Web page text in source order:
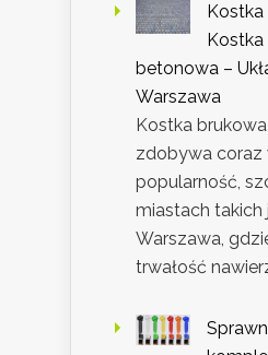
Kostka
betonowa –
Warszawa
Kostka
zdobywa coraz
popularność,
miastach takich
Warszawa,
trwałość